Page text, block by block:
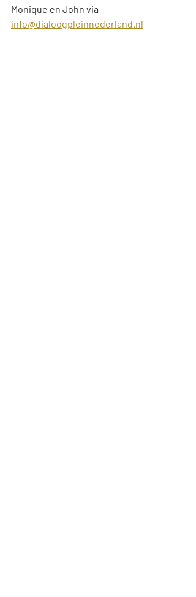
Monique en John via
info@dialoogpleinnederland.nl